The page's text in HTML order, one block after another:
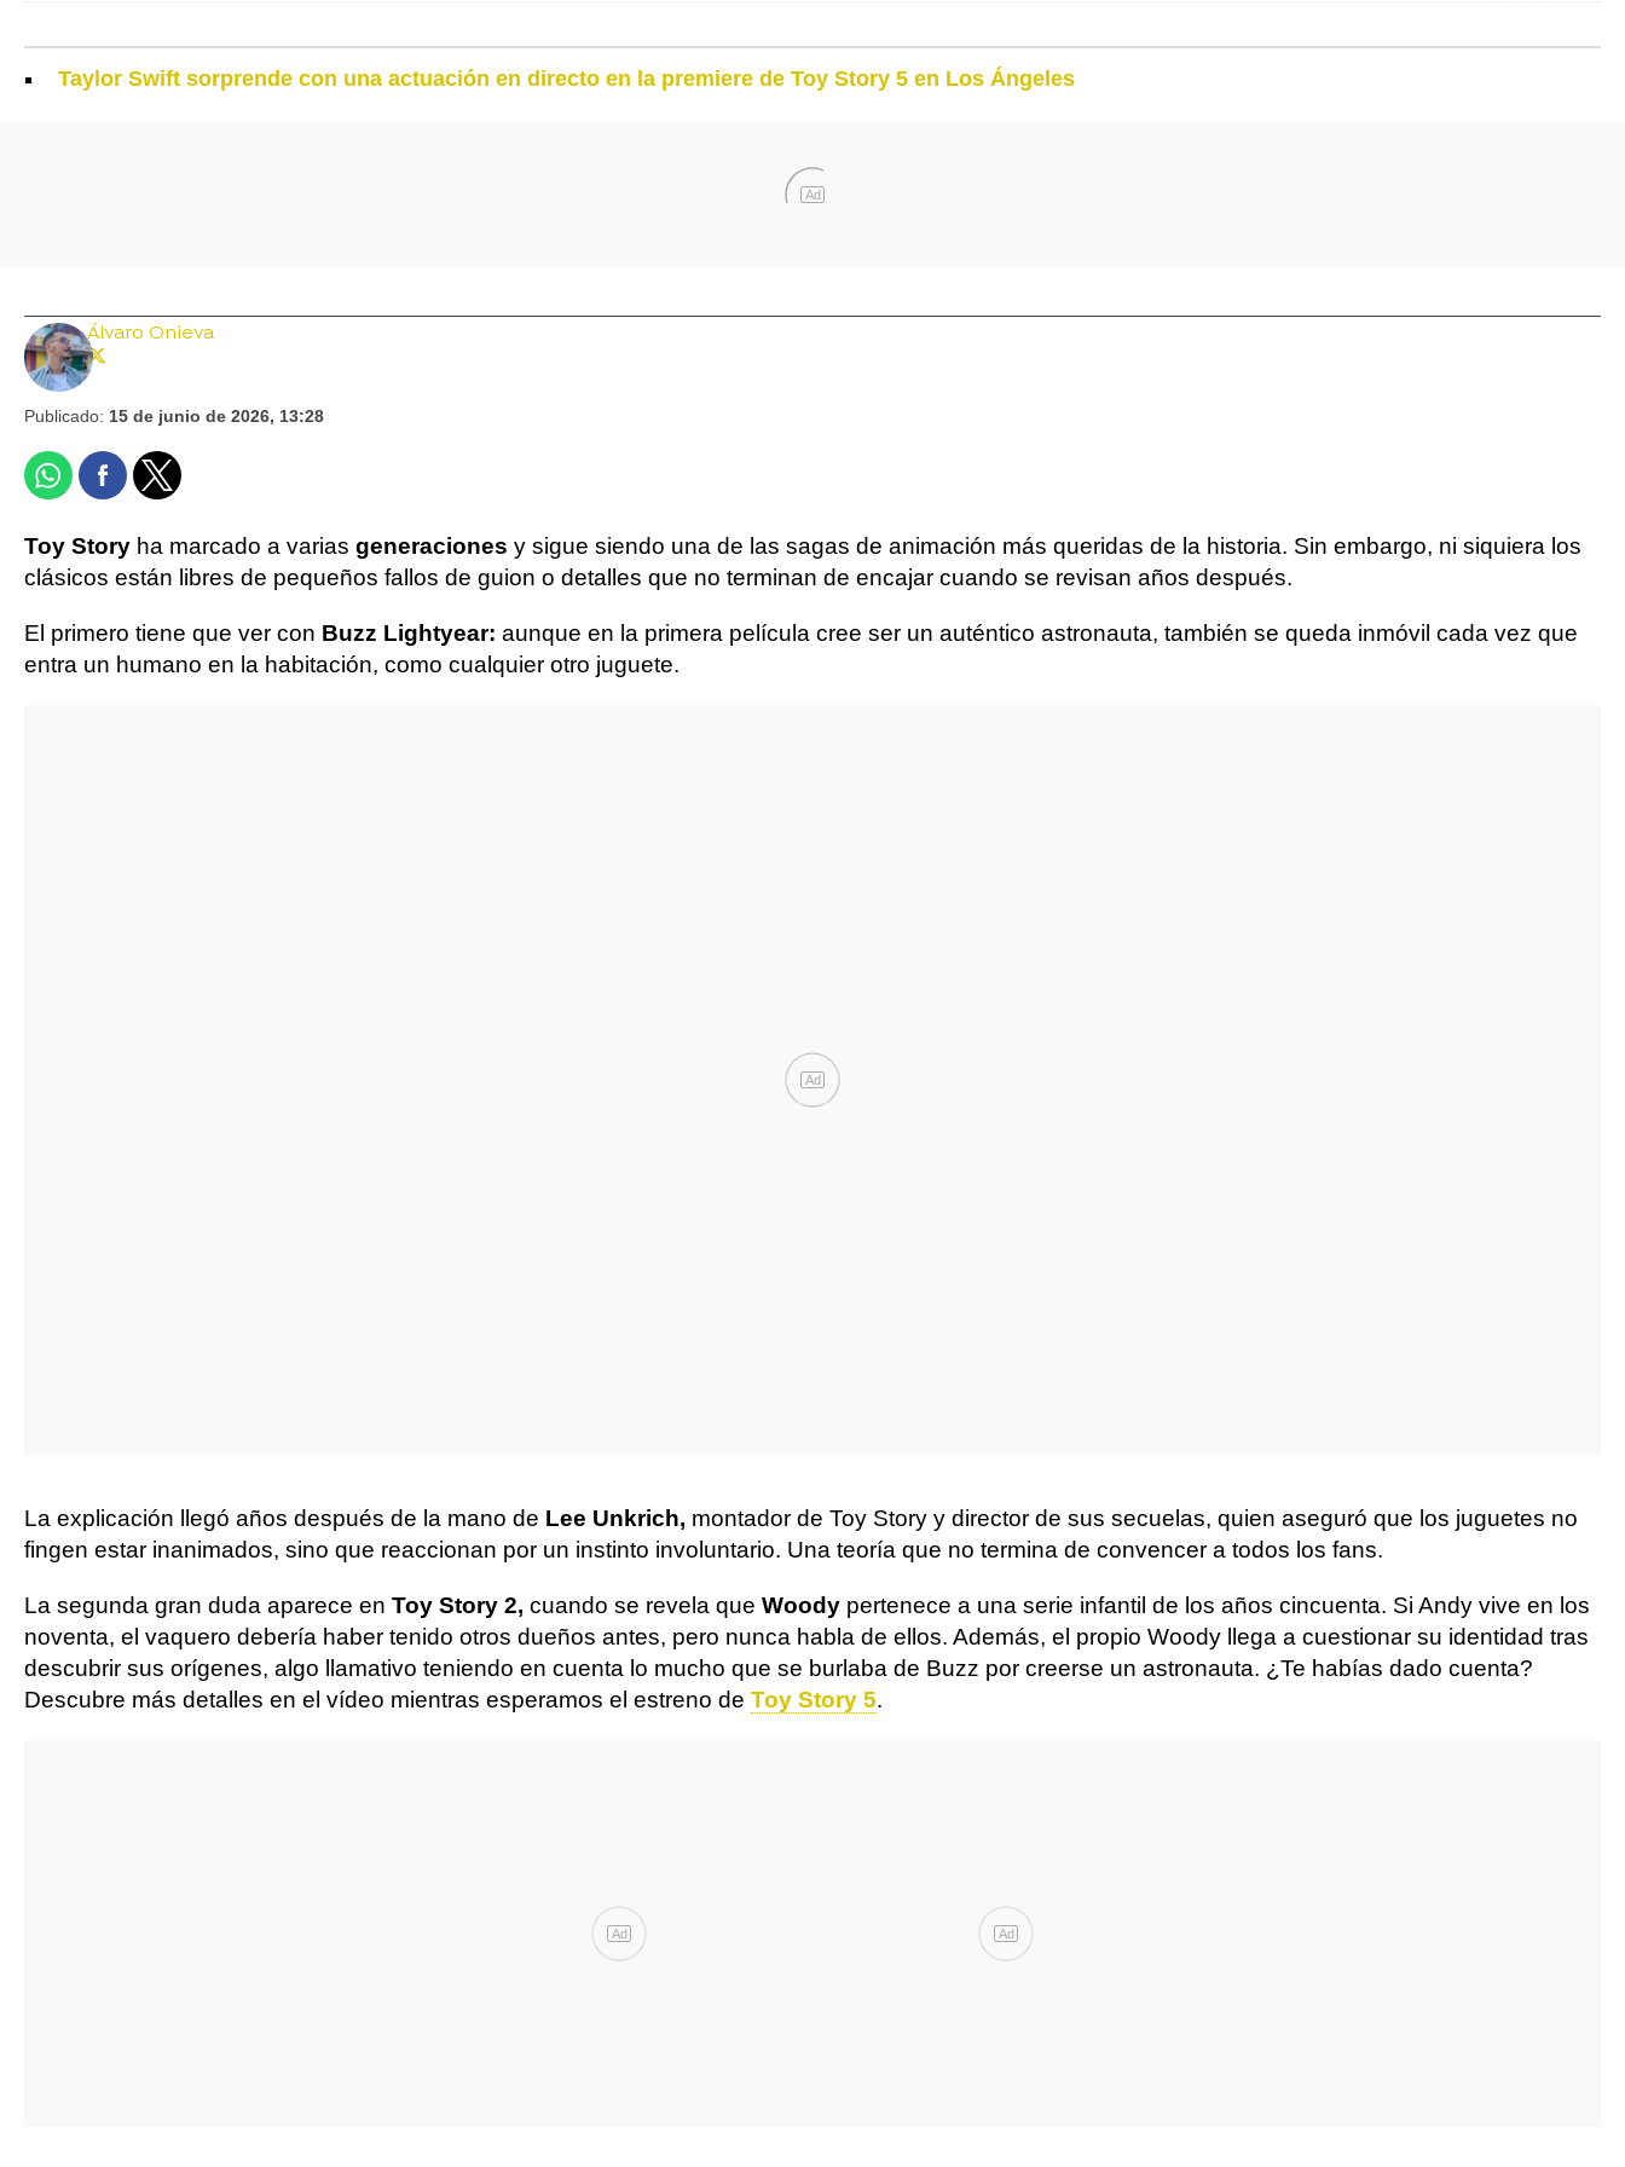
Taylor Swift sorprende con una actuación en directo en la premiere de Toy Story 5 en Los Ángeles
Ad
Álvaro Onieva
Publicado: 15 de junio de 2026, 13:28
Toy Story ha marcado a varias generaciones y sigue siendo una de las sagas de animación más queridas de la historia. Sin embargo, ni siquiera los
clásicos están libres de pequeños fallos de guion o detalles que no terminan de encajar cuando se revisan años después.
El primero tiene que ver con Buzz Lightyear: aunque en la primera película cree ser un auténtico astronauta, también se queda inmóvil cada vez que
entra un humano en la habitación, como cualquier otro juguete.
Ad
La explicación llegó años después de la mano de Lee Unkrich, montador de Toy Story y director de sus secuelas, quien aseguró que los juguetes no
fingen estar inanimados, sino que reaccionan por un instinto involuntario. Una teoría que no termina de convencer a todos los fans.
La segunda gran duda aparece en Toy Story 2, cuando se revela que Woody pertenece a una serie infantil de los años cincuenta. Si Andy vive en los
noventa, el vaquero debería haber tenido otros dueños antes, pero nunca habla de ellos. Además, el propio Woody llega a cuestionar su identidad tras
descubrir sus orígenes, algo llamativo teniendo en cuenta lo mucho que se burlaba de Buzz por creerse un astronauta. ¿Te habías dado cuenta?
Descubre más detalles en el vídeo mientras esperamos el estreno de Toy Story 5.
Ad Ad